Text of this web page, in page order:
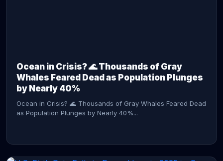
Ocean in Crisis? 🌊 Thousands of Gray
Whales Feared Dead as Population Plunges
by Nearly 40%
Ocean in Crisis? 🌊 Thousands of Gray Whales Feared Dead
as Population Plunges by Nearly 40%...